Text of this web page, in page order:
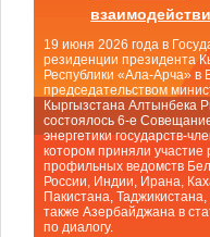
19 июня 2026 года в
резиденции президента
Республики «Ала-Арча» в
председательством
Кыргызстана Алтынбека
состоялось 6-е
энергетики государств-
котором приняли участие
профильных ведомств
России, Индии, Ирана,
Пакистана,
также Азербайджана в
по диалогу.